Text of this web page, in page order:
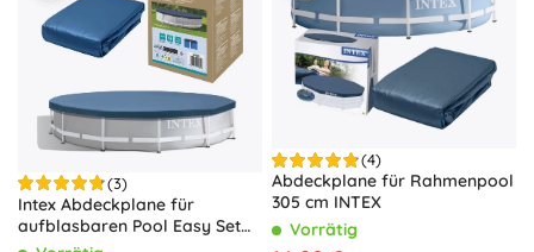
(3)
Intex Abdeckplane für
aufblasbaren Pool Easy Set
366 cm
(4)
Abdeckplane für Rahmenpool
305 cm INTEX
Vorrätig